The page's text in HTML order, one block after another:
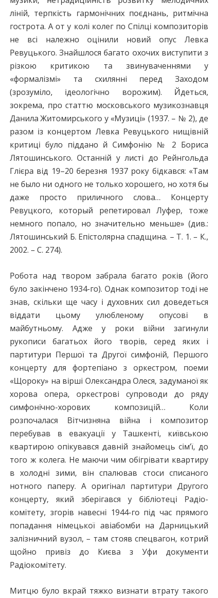
ліній, терпкість гармонічних поєднань, ритмічна
гострота. А от у колі колег по Спілці композиторів
не всі належно оцінили новий опус Левка
Ревуцького. Знайшлося багато охочих виступити з
різкою критикою та звинуваченнями у
«формалізмі» та схилянні перед Заходом
(зрозуміло, ідеологічно ворожим). Йдеться,
зокрема, про статтю московського музикознавця
Данила Житомирського у «Музиці» (1937. – № 2), де
разом із концертом Левка Ревуцького нищівній
критиці було піддано й Симфонію № 2 Бориса
Лятошинського. Останній у листі до Рейнгольда
Глієра від 19–20 березня 1937 року бідкався: «Там
не было ни одного не только хорошего, но хотя бы
даже просто приличного слова… Концерту
Ревуцкого, который репетировал Луфер, тоже
немного попало, но значительно меньше» (див.:
Лятошинський Б. Епістолярна спадщина. – Т. 1. – К.,
2002. – С. 274).
Робота над твором забрала багато років (його
було закінчено 1934-го). Однак композитор тоді не
знав, скільки ще часу і духовних сил доведеться
віддати цьому улюбленому опусові в
майбутньому. Адже у роки війни загинули
рукописи багатьох його творів, серед яких і
партитури Першої та Другої симфоній, Першого
концерту для фортепіано з оркестром, поеми
«Щороку» на вірші Олександра Олеся, задуманої як
хорова опера, оркестрові супроводи до ряду
симфонічно-хорових композицій… Коли
розпочалася Вітчизняна війна і композитор
перебував в евакуації у Ташкенті, київською
квартирою опікувався давній знайомець сім’ї, до
того ж колега. Не маючи чим обігрівати квартиру
в холодні зими, він спалював стоси списаного
нотного паперу. А оригінал партитури Другого
концерту, який зберігався у бібліотеці Радіо­
комітету, згорів навесні 1944-го під час прямого
попадання німецької авіабомби на Дарницький
залізничний вузол, – там стояв спецвагон, котрий
щойно привіз до Києва з Уфи документи
Радіокомітету.
Митцю було вкрай тяжко визнати втрату такого